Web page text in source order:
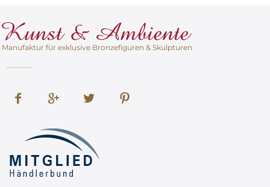
Manufaktur für exklusive Bronzefiguren & Skulpturen